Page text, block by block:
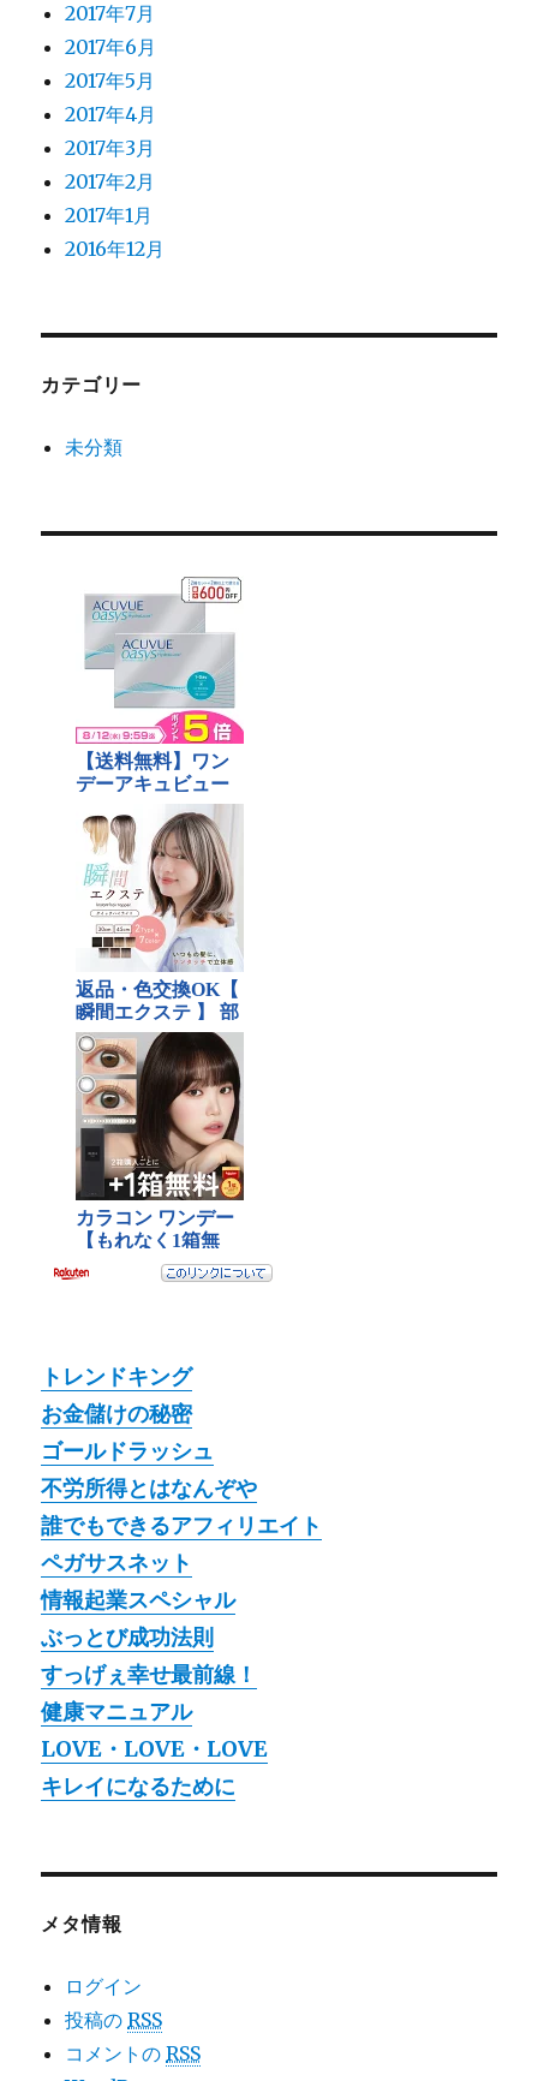
2017年7月
2017年6月
2017年5月
2017年4月
2017年3月
2017年2月
2017年1月
2016年12月
カテゴリー
未分類
トレンドキング
お金儲けの秘密
ゴールドラッシュ
不労所得とはなんぞや
誰でもできるアフィリエイト
ペガサスネット
情報起業スペシャル
ぶっとび成功法則
すっげぇ幸せ最前線！
健康マニュアル
LOVE・LOVE・LOVE
キレイになるために
メタ情報
ログイン
投稿のRSS
コメントのRSS